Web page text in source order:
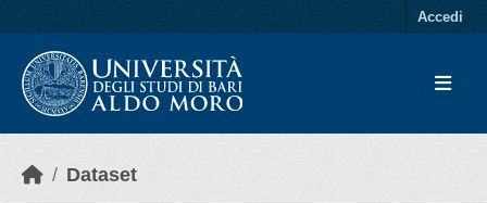
Accedi
Dataset